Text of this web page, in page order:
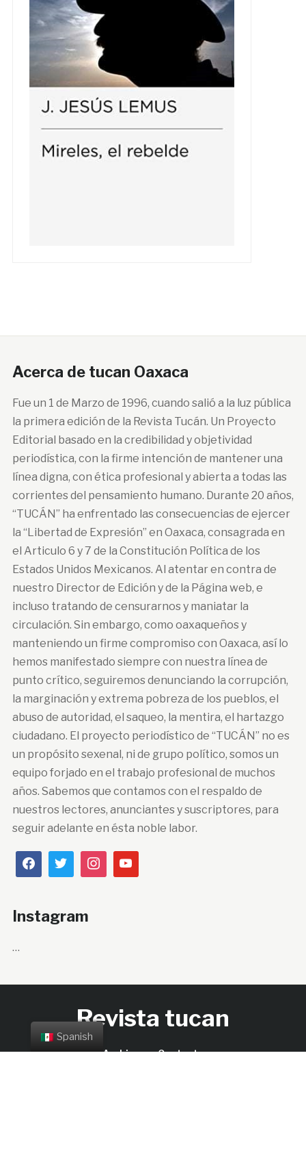
Acerca de tucan Oaxaca
Fue un 1 de Marzo de 1996, cuando salió a la luz pública
la primera edición de la Revista Tucán. Un Proyecto
Editorial basado en la credibilidad y objetividad
periodística, con la firme intención de mantener una
línea digna, con ética profesional y abierta a todas las
corrientes del pensamiento humano. Durante 20 años,
“TUCÁN” ha enfrentado las consecuencias de ejercer
la “Libertad de Expresión” en Oaxaca, consagrada en
el Articulo 6 y 7 de la Constitución Política de los
Estados Unidos Mexicanos. Al atentar en contra de
nuestro Director de Edición y de la Página web, e
incluso tratando de censurarnos y maniatar la
circulación. Sin embargo, como oaxaqueños y
manteniendo un firme compromiso con Oaxaca, así lo
hemos manifestado siempre con nuestra línea de
punto crítico, seguiremos denunciando la corrupción,
la marginación y extrema pobreza de los pueblos, el
abuso de autoridad, el saqueo, la mentira, el hartazgo
ciudadano. El proyecto periodístico de “TUCÁN” no es
un propósito sexenal, ni de grupo político, somos un
equipo forjado en el trabajo profesional de muchos
años. Sabemos que contamos con el respaldo de
nuestros lectores, anunciantes y suscriptores, para
seguir adelante en ésta noble labor.
Instagram
…
Revista tucan
Archivos Contacto
Spanish